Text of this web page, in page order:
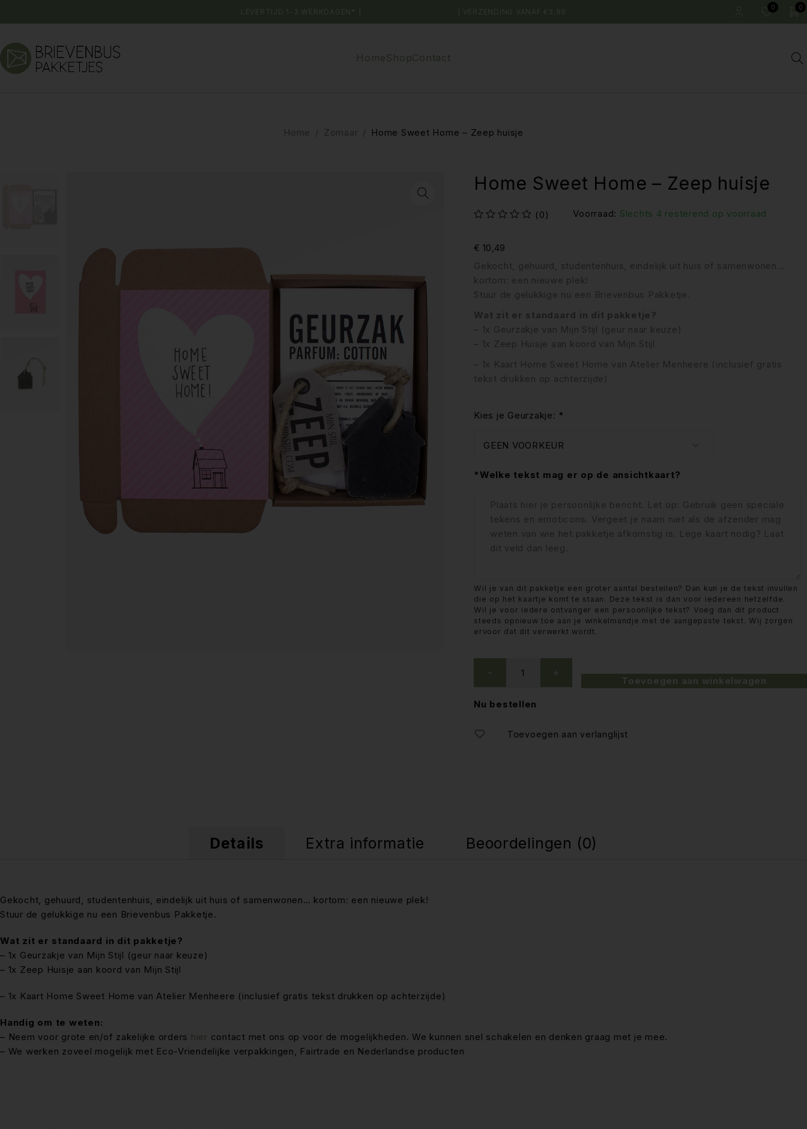
LEVERTIJD 1-3 WERKDAGEN* | | VERZENDING VANAF €3,99 0 0
HomeShopContact
Home / Zomaar / Home Sweet Home – Zeep huisje
Home Sweet Home – Zeep huisje
(0) Voorraad: Slechts 4 resterend op voorraad
Gekocht, gehuurd, studentenhuis, eindelijk uit huis of samenwonen…
kortom: een nieuwe plek!
Stuur de gelukkige nu een Brievenbus Pakketje.
Wat zit er standaard in dit pakketje?
– 1x Geurzakje van Mijn Stijl (geur naar keuze)
– 1x Zeep Huisje aan koord van Mijn Stijl
– 1x Kaart Home Sweet Home van Atelier Menheere (inclusief gratis
tekst drukken op achterzijde)
€ 10,49
Kies je Geurzakje: *
*Welke tekst mag er op de ansichtkaart?
Wil je van dit pakketje een groter aantal bestellen? Dan kun je de tekst invullen
die op het kaartje komt te staan. Deze tekst is dan voor iedereen hetzelfde.
Wil je voor iedere ontvanger een persoonlijke tekst? Voeg dan dit product
steeds opnieuw toe aan je winkelmandje met de aangepaste tekst. Wij zorgen
ervoor dat dit verwerkt wordt.
Toevoegen aan winkelwagen
Nu bestellen
Details Extra informatie Beoordelingen (0)
Gekocht, gehuurd, studentenhuis, eindelijk uit huis of samenwonen… kortom: een nieuwe plek!
Stuur de gelukkige nu een Brievenbus Pakketje.
Wat zit er standaard in dit pakketje?
– 1x Geurzakje van Mijn Stijl (geur naar keuze)
– 1x Zeep Huisje aan koord van Mijn Stijl
– 1x Kaart Home Sweet Home van Atelier Menheere (inclusief gratis tekst drukken op achterzijde)
Handig om te weten:
– Neem voor grote en/of zakelijke orders hier contact met ons op voor de mogelijkheden. We kunnen snel schakelen en denken graag met je mee.
– We werken zoveel mogelijk met Eco-Vriendelijke verpakkingen, Fairtrade en Nederlandse producten